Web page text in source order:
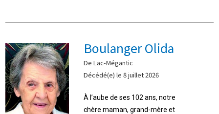
Boulanger Olida
De Lac-Mégantic
Décédé(e) le 8 juillet 2026
À l’aube de ses 102 ans, notre
chère maman, grand-mère et